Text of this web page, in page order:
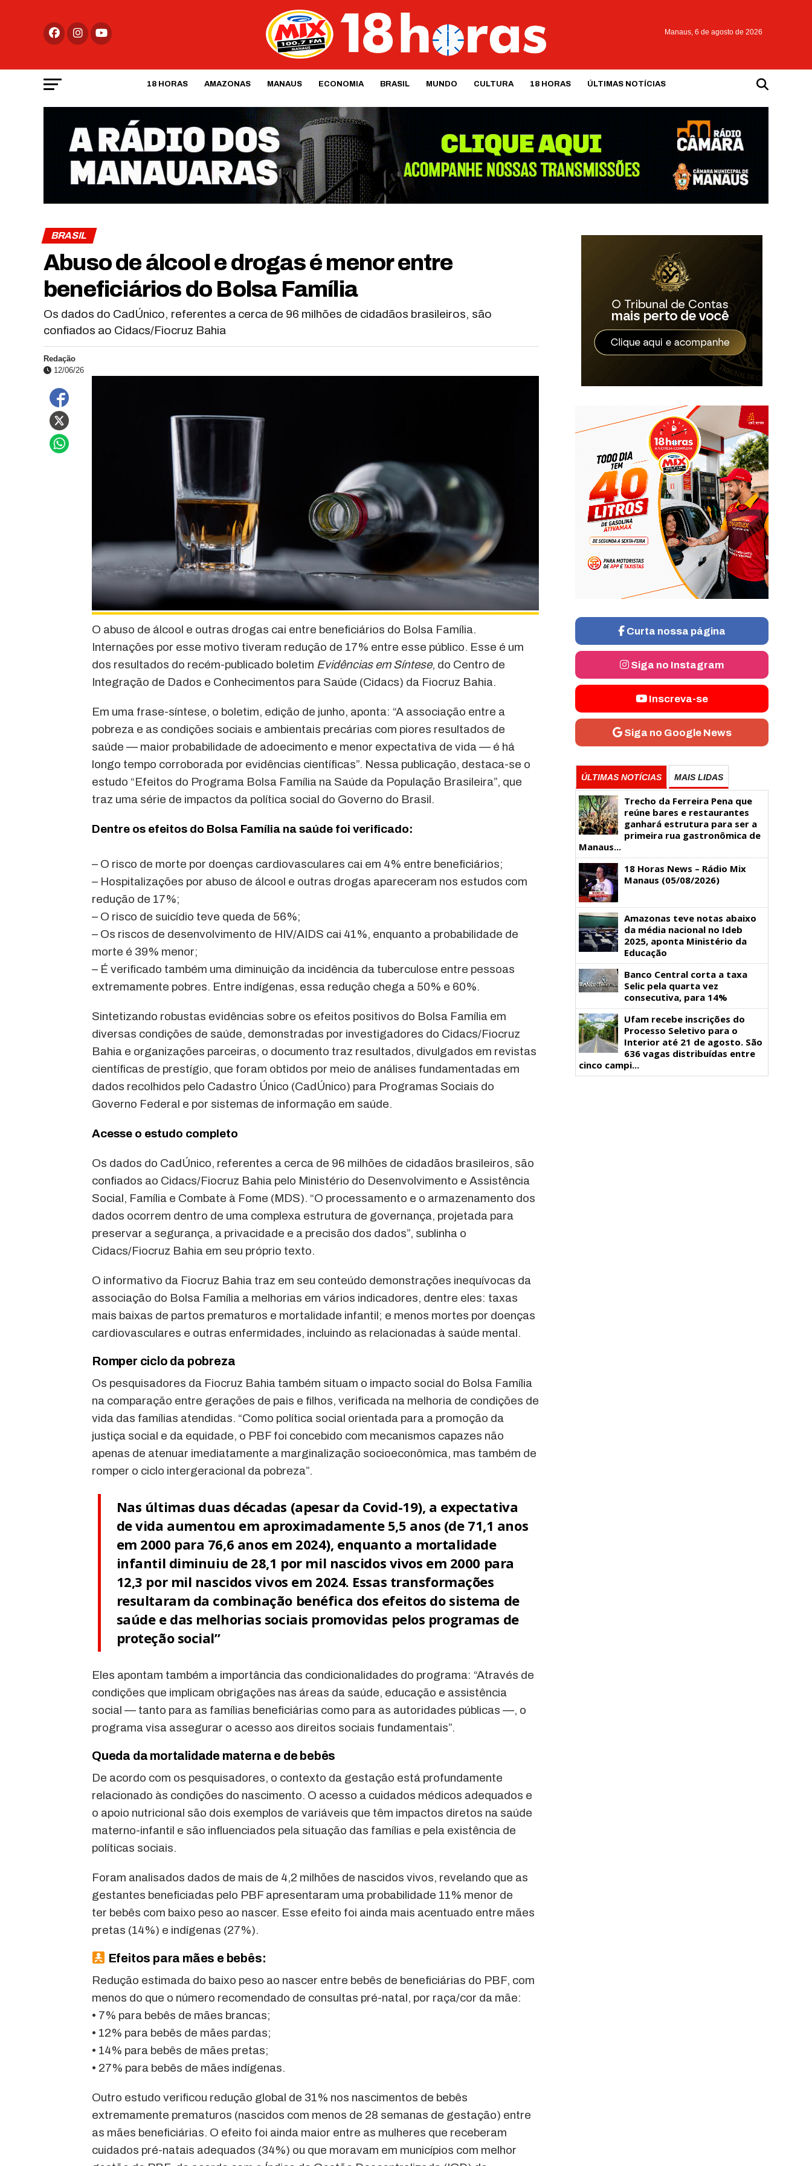
Manaus, 6 de agosto de 2026
18 HORAS AMAZONAS MANAUS ECONOMIA BRASIL MUNDO CULTURA 18 HORAS ÚLTIMAS NOTÍCIAS
BRASIL
Abuso de álcool e drogas é menor entre
beneficiários do Bolsa Família
Os dados do CadÚnico, referentes a cerca de 96 milhões de cidadãos brasileiros, são
confiados ao Cidacs/Fiocruz Bahia
Redação
12/06/26
O abuso de álcool e outras drogas cai entre beneficiários do Bolsa Família.
Internações por esse motivo tiveram redução de 17% entre esse público. Esse é um
dos resultados do recém-publicado boletim Evidências em Síntese, do Centro de
Integração de Dados e Conhecimentos para Saúde (Cidacs) da Fiocruz Bahia.
Em uma frase-síntese, o boletim, edição de junho, aponta: “A associação entre a
pobreza e as condições sociais e ambientais precárias com piores resultados de
saúde — maior probabilidade de adoecimento e menor expectativa de vida — é há
longo tempo corroborada por evidências científicas”. Nessa publicação, destaca-se o
estudo “Efeitos do Programa Bolsa Família na Saúde da População Brasileira”, que
traz uma série de impactos da política social do Governo do Brasil.
Dentre os efeitos do Bolsa Família na saúde foi verificado:
– O risco de morte por doenças cardiovasculares cai em 4% entre beneficiários;
– Hospitalizações por abuso de álcool e outras drogas apareceram nos estudos com
redução de 17%;
– O risco de suicídio teve queda de 56%;
– Os riscos de desenvolvimento de HIV/AIDS cai 41%, enquanto a probabilidade de
morte é 39% menor;
– É verificado também uma diminuição da incidência da tuberculose entre pessoas
extremamente pobres. Entre indígenas, essa redução chega a 50% e 60%.
Sintetizando robustas evidências sobre os efeitos positivos do Bolsa Família em
diversas condições de saúde, demonstradas por investigadores do Cidacs/Fiocruz
Bahia e organizações parceiras, o documento traz resultados, divulgados em revistas
científicas de prestígio, que foram obtidos por meio de análises fundamentadas em
dados recolhidos pelo Cadastro Único (CadÚnico) para Programas Sociais do
Governo Federal e por sistemas de informação em saúde.
Acesse o estudo completo
Os dados do CadÚnico, referentes a cerca de 96 milhões de cidadãos brasileiros, são
confiados ao Cidacs/Fiocruz Bahia pelo Ministério do Desenvolvimento e Assistência
Social, Família e Combate à Fome (MDS). “O processamento e o armazenamento dos
dados ocorrem dentro de uma complexa estrutura de governança, projetada para
preservar a segurança, a privacidade e a precisão dos dados”, sublinha o
Cidacs/Fiocruz Bahia em seu próprio texto.
O informativo da Fiocruz Bahia traz em seu conteúdo demonstrações inequívocas da
associação do Bolsa Família a melhorias em vários indicadores, dentre eles: taxas
mais baixas de partos prematuros e mortalidade infantil; e menos mortes por doenças
cardiovasculares e outras enfermidades, incluindo as relacionadas à saúde mental.
Romper ciclo da pobreza
Os pesquisadores da Fiocruz Bahia também situam o impacto social do Bolsa Família
na comparação entre gerações de pais e filhos, verificada na melhoria de condições de
vida das famílias atendidas. “Como política social orientada para a promoção da
justiça social e da equidade, o PBF foi concebido com mecanismos capazes não
apenas de atenuar imediatamente a marginalização socioeconômica, mas também de
romper o ciclo intergeracional da pobreza”.
Nas últimas duas décadas (apesar da Covid-19), a expectativa
de vida aumentou em aproximadamente 5,5 anos (de 71,1 anos
em 2000 para 76,6 anos em 2024), enquanto a mortalidade
infantil diminuiu de 28,1 por mil nascidos vivos em 2000 para
12,3 por mil nascidos vivos em 2024. Essas transformações
resultaram da combinação benéfica dos efeitos do sistema de
saúde e das melhorias sociais promovidas pelos programas de
proteção social”
Eles apontam também a importância das condicionalidades do programa: “Através de
condições que implicam obrigações nas áreas da saúde, educação e assistência
social — tanto para as famílias beneficiárias como para as autoridades públicas —, o
programa visa assegurar o acesso aos direitos sociais fundamentais”.
Queda da mortalidade materna e de bebês
De acordo com os pesquisadores, o contexto da gestação está profundamente
relacionado às condições do nascimento. O acesso a cuidados médicos adequados e
o apoio nutricional são dois exemplos de variáveis que têm impactos diretos na saúde
materno-infantil e são influenciados pela situação das famílias e pela existência de
políticas sociais.
Foram analisados dados de mais de 4,2 milhões de nascidos vivos, revelando que as
gestantes beneficiadas pelo PBF apresentaram uma probabilidade 11% menor de
ter bebês com baixo peso ao nascer. Esse efeito foi ainda mais acentuado entre mães
pretas (14%) e indígenas (27%).
Efeitos para mães e bebês:
Redução estimada do baixo peso ao nascer entre bebês de beneficiárias do PBF, com
menos do que o número recomendado de consultas pré-natal, por raça/cor da mãe:
• 7% para bebês de mães brancas;
• 12% para bebês de mães pardas;
• 14% para bebês de mães pretas;
• 27% para bebês de mães indígenas.
Outro estudo verificou redução global de 31% nos nascimentos de bebês
extremamente prematuros (nascidos com menos de 28 semanas de gestação) entre
as mães beneficiárias. O efeito foi ainda maior entre as mulheres que receberam
cuidados pré-natais adequados (34%) ou que moravam em municípios com melhor
Curta nossa página
Siga no Instagram
Inscreva-se
Siga no Google News
ÚLTIMAS NOTÍCIAS MAIS LIDAS
Trecho da Ferreira Pena que
reúne bares e restaurantes
ganhará estrutura para ser a
primeira rua gastronômica de
Manaus...
18 Horas News​​​​​​​​​​​​ – Rádio Mix
Manaus (05/08/2026)
Amazonas teve notas abaixo
da média nacional no Ideb
2025, aponta Ministério da
Educação
Banco Central corta a taxa
Selic pela quarta vez
consecutiva, para 14%
Ufam recebe inscrições do
Processo Seletivo para o
Interior até 21 de agosto. São
636 vagas distribuídas entre
cinco campi...